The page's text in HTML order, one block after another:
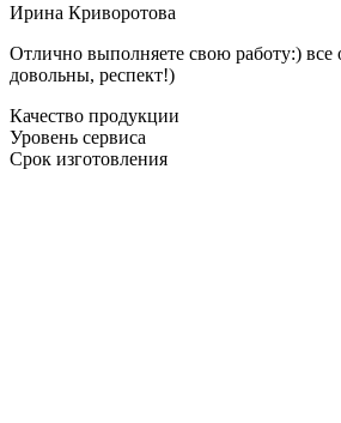
Ирина Криворотова
Отлично выполняете свою работу:) все
довольны, респект!)
Качество продукции
Уровень сервиса
Срок изготовления